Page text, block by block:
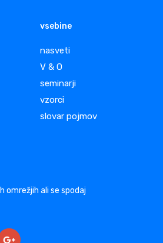
vsebine
nasveti
V & O
seminarji
vzorci
slovar pojmov
omrežjih ali se spodaj